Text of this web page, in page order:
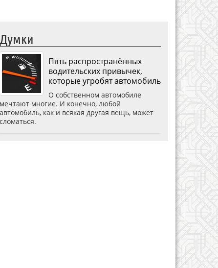
Думки
Пять распространённых
водительских привычек,
которые угробят автомобиль
О собственном автомобиле
мечтают многие. И конечно, любой
автомобиль, как и всякая другая вещь, может
сломаться.